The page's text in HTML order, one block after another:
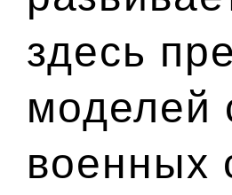
здесь
моделей
военных